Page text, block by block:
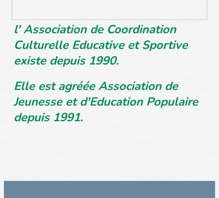
l' Association de Coordination
Culturelle Educative et Sportive
existe depuis 1990.
Elle est agréée Association de
Jeunesse et d'Education Populaire
depuis 1991.